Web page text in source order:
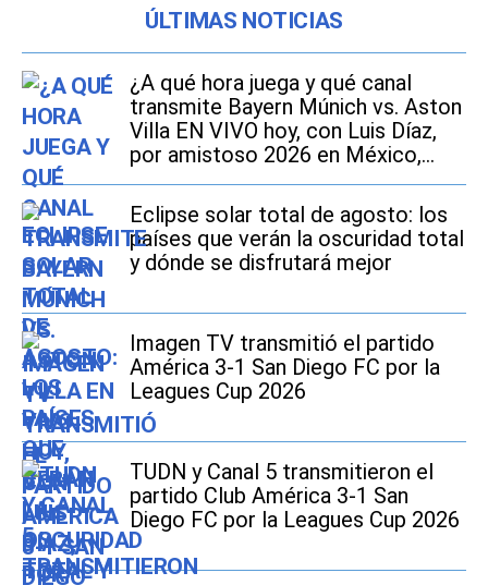
ÚLTIMAS NOTICIAS
¿A qué hora juega y qué canal
transmite Bayern Múnich vs. Aston
Villa EN VIVO hoy, con Luis Díaz,
por amistoso 2026 en México,
Estados Unidos y España?
Eclipse solar total de agosto: los
países que verán la oscuridad total
y dónde se disfrutará mejor
Imagen TV transmitió el partido
América 3-1 San Diego FC por la
Leagues Cup 2026
TUDN y Canal 5 transmitieron el
partido Club América 3-1 San
Diego FC por la Leagues Cup 2026